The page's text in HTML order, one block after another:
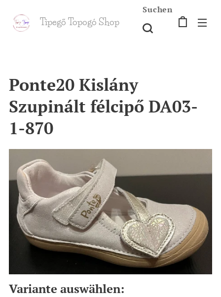
Tipegő Topogó Shop
Suchen
Ponte20 Kislány
Szupinált félcipő DA03-
1-870
Variante auswählen: